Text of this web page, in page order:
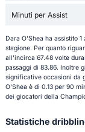
Minuti per Assist
Dara O'Shea ha assistito
stagione. Per quanto
all'incirca 67.48 volte
passaggi di 83.86. Inoltre
significative occasioni da
O'Shea è di 0.13 per 90
dei giocatori della
Statistiche